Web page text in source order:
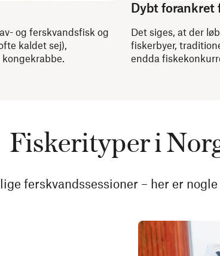
og ferskvandsfisk og
kaldet sej),
Dybt
Det siges, at der
fiskerbyer,
endda
Fiskerityper i
ferskvandssessioner – her er